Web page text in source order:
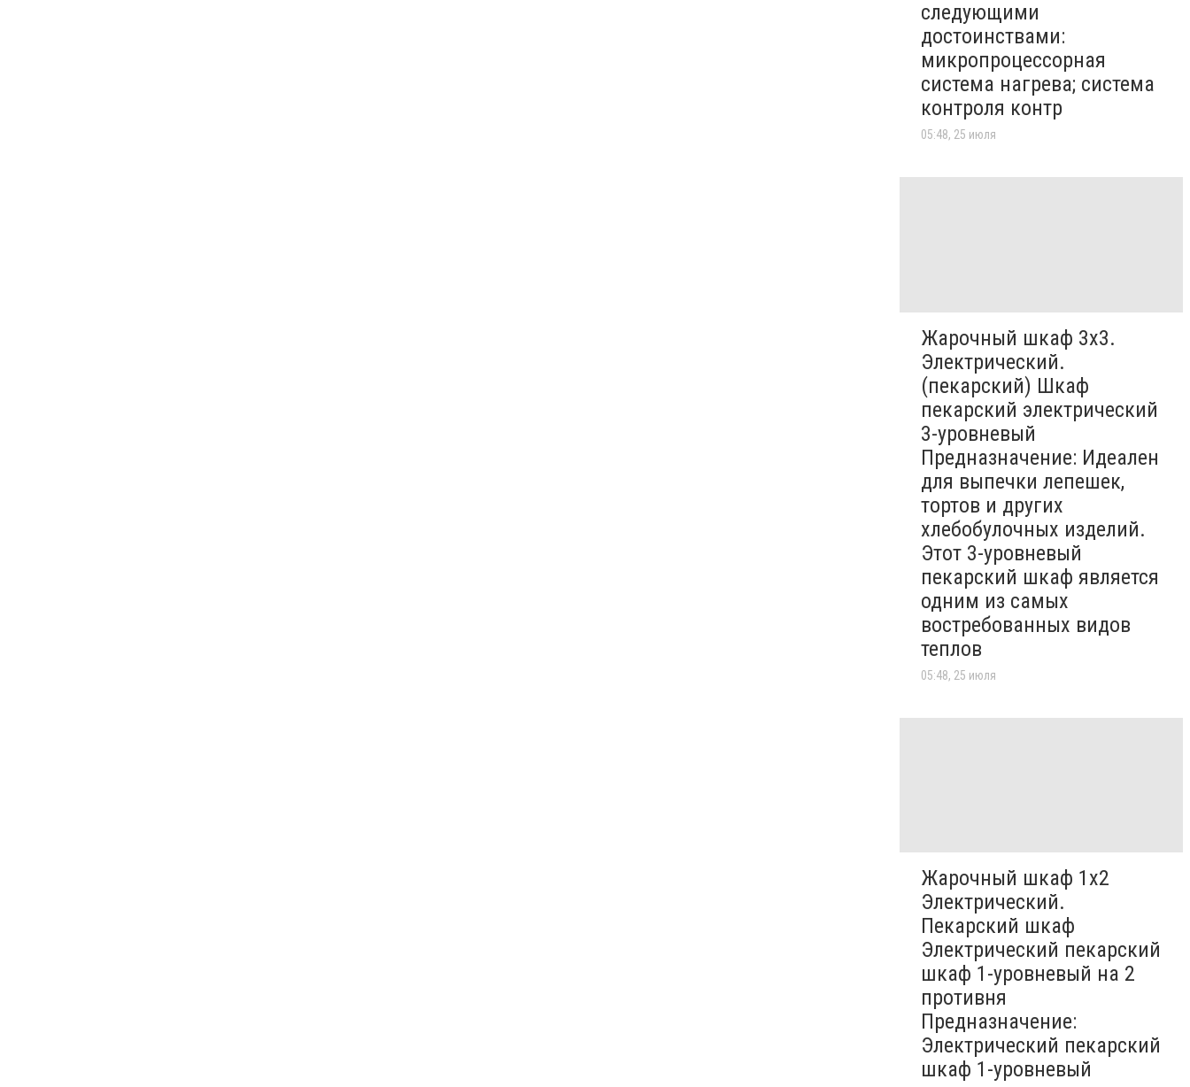
следующими
достоинствами:
микропроцессорная
система нагрева; система
контроля контр
05:48, 25 июля
Жарочный шкаф 3х3.
Электрический.
(пекарский) Шкаф
пекарский электрический
3-уровневый
Предназначение: Идеален
для выпечки лепешек,
тортов и других
хлебобулочных изделий.
Этот 3-уровневый
пекарский шкаф является
одним из самых
востребованных видов
теплов
05:48, 25 июля
Жарочный шкаф 1х2
Электрический.
Пекарский шкаф
Электрический пекарский
шкаф 1-уровневый на 2
противня
Предназначение:
Электрический пекарский
шкаф 1-уровневый